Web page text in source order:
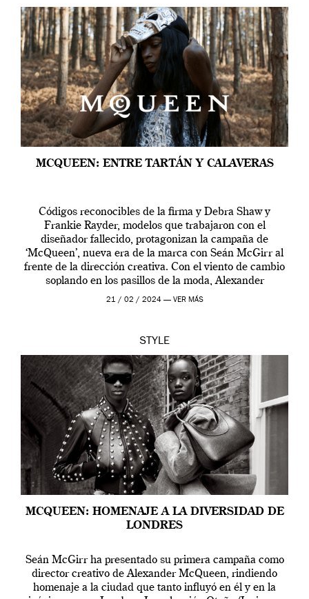
MCQUEEN: ENTRE TARTÁN Y CALAVERAS
Códigos reconocibles de la firma y Debra Shaw y
Frankie Rayder, modelos que trabajaron con el
diseñador fallecido, protagonizan la campaña de
‘McQueen’, nueva era de la marca con Seán McGirr al
frente de la dirección creativa. Con el viento de cambio
soplando en los pasillos de la moda, Alexander
McQueen se prepara para una […]
21 / 02 / 2024 — VER MÁS
STYLE
MCQUEEN: HOMENAJE A LA DIVERSIDAD DE
LONDRES
Seán McGirr ha presentado su primera campaña como
director creativo de Alexander McQueen, rindiendo
homenaje a la ciudad que tanto influyó en él y en la